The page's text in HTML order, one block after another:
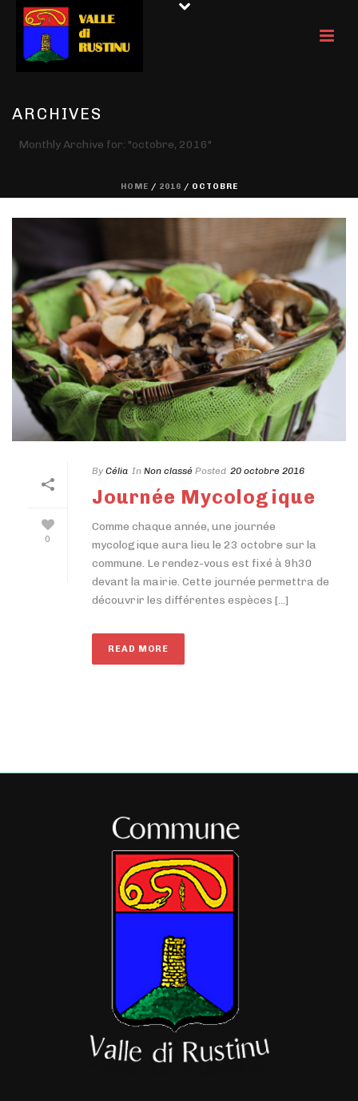
ARCHIVES
Monthly Archive for: "octobre, 2016"
HOME / 2016 / OCTOBRE
0
ByCélia In Non classé Posted 20 octobre 2016
Journée Mycologique
Comme chaque année, une journée
mycologique aura lieu le 23 octobre sur la
commune. Le rendez-vous est fixé à 9h30
devant la mairie. Cette journée permettra de
découvrir les différentes espèces [...]
READ MORE